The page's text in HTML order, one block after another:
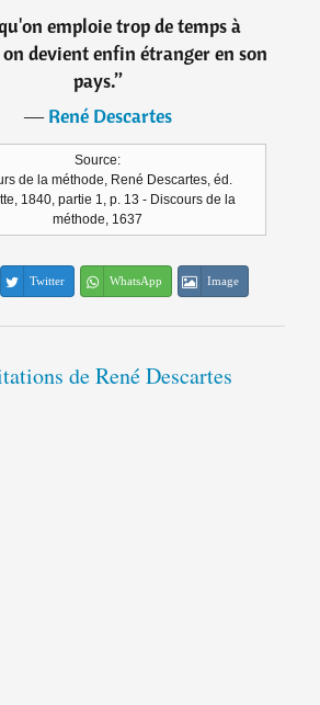
emploie trop de temps à
devient enfin étranger en son
pays.”
―René Descartes
Source:
de la méthode, René Descartes, éd.
1840, partie 1, p. 13 - Discours de la
méthode, 1637
Twitter WhatsApp Image
de René Descartes